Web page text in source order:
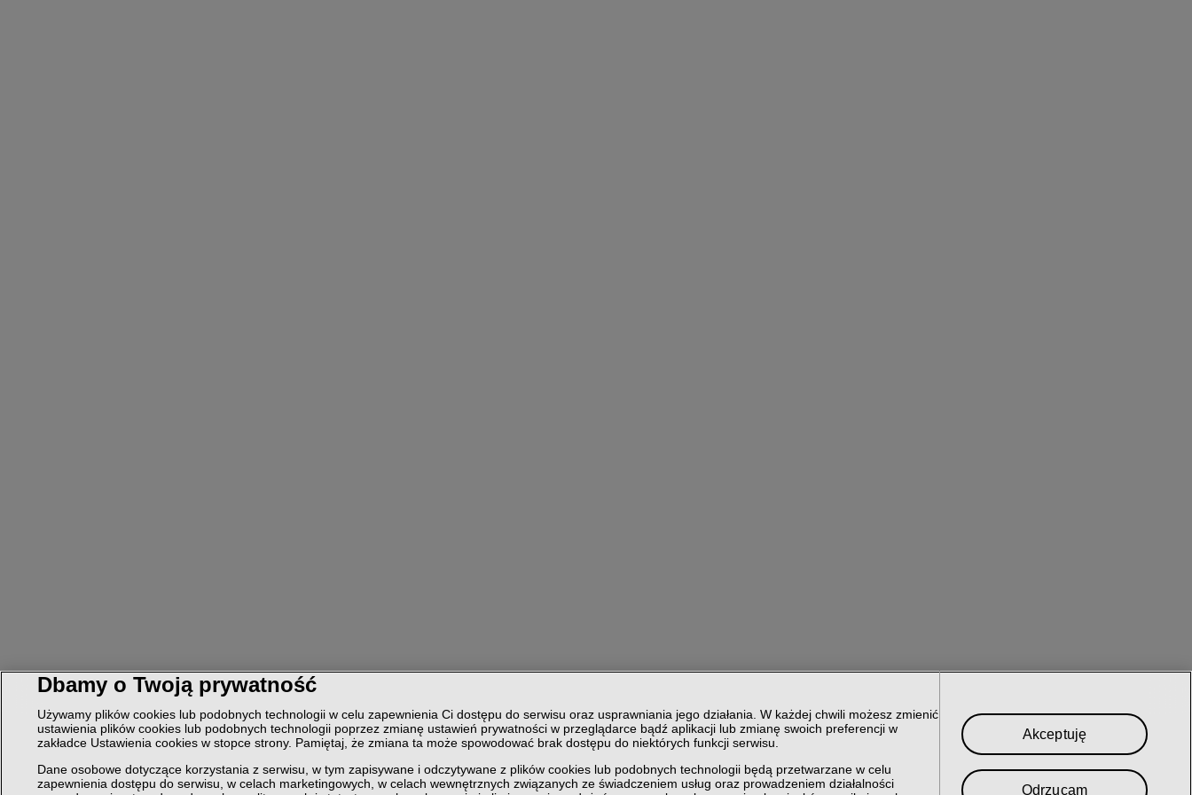
Dbamy o Twoją prywatność
Używamy plików cookies lub podobnych technologii w celu zapewnienia Ci dostępu do serwisu oraz usprawniania jego działania. W każdej chwili możesz zmienić
ustawienia plików cookies lub podobnych technologii poprzez zmianę ustawień prywatności w przeglądarce bądź aplikacji lub zmianę swoich preferencji w
zakładce Ustawienia cookies w stopce strony. Pamiętaj, że zmiana ta może spowodować brak dostępu do niektórych funkcji serwisu.
Dane osobowe dotyczące korzystania z serwisu, w tym zapisywane i odczytywane z plików cookies lub podobnych technologii będą przetwarzane w celu
zapewnienia dostępu do serwisu, w celach marketingowych, w celach wewnętrznych związanych ze świadczeniem usług oraz prowadzeniem działalności
Akceptuję
Odrzucam